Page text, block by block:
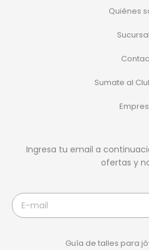
Quiénes
Sumate al
Ingresa tu email a
ofertas y
Guía de talles para